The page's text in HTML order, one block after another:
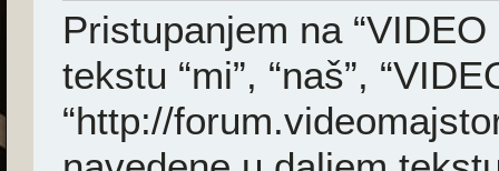
Pristupanjem na
tekstu “mi”, “naš”,
“http://